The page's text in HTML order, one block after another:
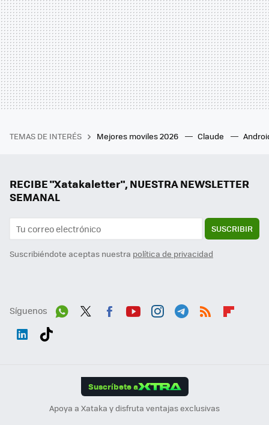
TEMAS DE INTERÉS Mejores moviles 2026 Claude
RECIBE "Xatakaletter", NUESTRA NEWSLETTER
SEMANAL
SUSCRIBIR
Suscribiéndote aceptas nuestra política de privacidad
Síguenos
Suscríbete a
Apoya a Xataka y disfruta ventajas exclusivas